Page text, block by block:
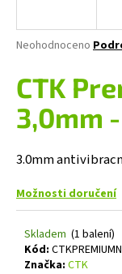
Průměrné
produktu
je
0,0
z
hvězdiček.
Neohodnoceno
CTK
3,0mm
3.0mm
Možnosti doručení
Skladem (1 balení)
Kód:
Značka: CTK
j
t
?
D